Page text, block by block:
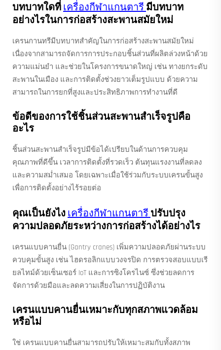
บทบาทใดที่เครื่องกีฬาแกนตารี มีบทบาท
อย่างไรในการก่อสร้างสะพานสมัยใหม่
เครนกานทรีมีบทบาทสำคัญในการก่อสร้างสะพานสมัยใหม่
เนื่องจากสามารถจัดการการประกอบชิ้นส่วนที่ผลิตล่วงหน้าด้วย
ความแม่นยำ และช่วยในโครงการขนาดใหญ่ เช่น ทางยกระดับ
สะพานในเมือง และการติดตั้งช่วงยาวเต็มรูปแบบ ด้วยความ
สามารถในการยกที่สูงและประสิทธิภาพการทำงานที่ดี
ข้อดีของการใช้ชิ้นส่วนสะพานสำเร็จรูปคือ
อะไร
ชิ้นส่วนสะพานสำเร็จรูปมีข้อได้เปรียบในด้านการควบคุม
คุณภาพที่ดีขึ้น เวลาการติดตั้งที่รวดเร็ว ต้นทุนแรงงานที่ลดลง
และความสม่ำเสมอ โดยเฉพาะเมื่อใช้ร่วมกับระบบเครนขั้นสูง
เพื่อการติดตั้งอย่างไร้รอยต่อ
คุณเป็นยังไงเครื่องกีฬาแกนตารี ปรับปรุง
ความปลอดภัยระหว่างการก่อสร้างได้อย่างไร
เครนแบบคานยื่น (Gantry cranes) เพิ่มความปลอดภัยผ่านระบบ
ควบคุมขั้นสูง เช่น ไฮดรอลิกแบบวงจรปิด การตรวจสอบแบบเรี
ยลไทม์ด้วยเซ็นเซอร์ IoT และการซิงโครไนซ์ ซึ่งช่วยลดการ
จัดการด้วยมือและลดความเสี่ยงในการปฏิบัติงาน
เครนแบบคานยื่นเหมาะกับทุกสภาพแวดล้อม
หรือไม่
ใช่ เครนแบบคานยื่นสามารถปรับให้เหมาะสมกับทั้งสภาพ